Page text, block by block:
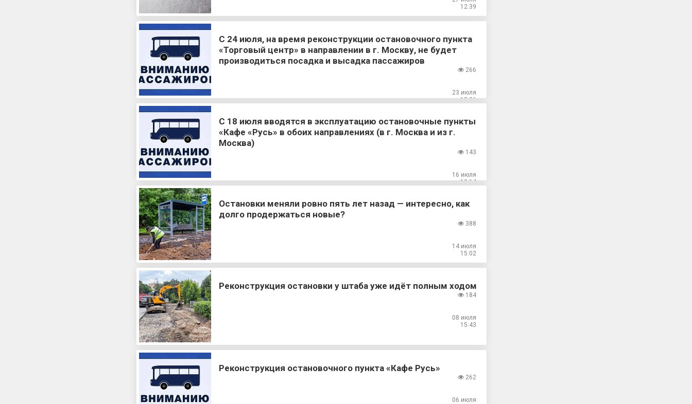
12:39
С 24 июля, на время реконструкции остановочного пункта
«Торговый центр» в направлении в г. Москву, не будет
производиться посадка и высадка пассажиров
266
23 июля
13:26
С 18 июля вводятся в эксплуатацию остановочные пункты
«Кафе «Русь» в обоих направлениях (в г. Москва и из г.
Москва)
143
16 июля
12:14
Остановки меняли ровно пять лет назад — интересно, как
долго продержаться новые?
388
14 июля
15:02
Реконструкция остановки у штаба уже идёт полным ходом
184
08 июля
15:43
Реконструкция остановочного пункта «Кафе Русь»
262
06 июля